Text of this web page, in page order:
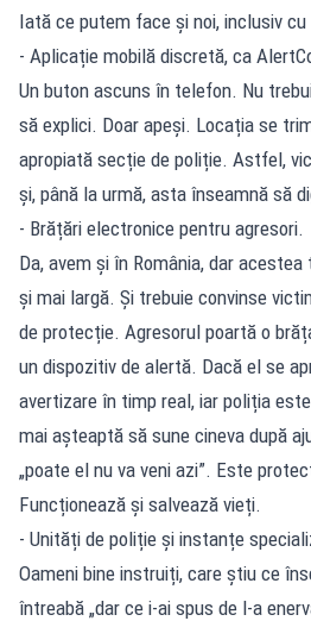
Iată ce putem face și noi, inclusiv cu
- Aplicație mobilă discretă, ca
Un buton ascuns în telefon. Nu
să explici. Doar apeși. Locația se
apropiată secție de poliție. Astfel,
și, până la urmă, asta înseamnă să
- Brățări electronice pentru agresori.
Da, avem și în România, dar
și mai largă. Și trebuie convinse
de protecție. Agresorul poartă o
un dispozitiv de alertă. Dacă el se
avertizare în timp real, iar poliția
mai așteaptă să sune cineva după
„poate el nu va veni azi”. Este
Funcționează și salvează vieți.
- Unități de poliție și instanțe
Oameni bine instruiți, care știu ce
întreabă „dar ce i-ai spus de l-a